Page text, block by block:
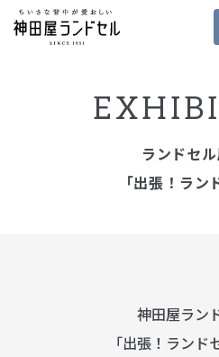
ランドセ
「出張！ラン
神田屋ラン
「出張！ランド